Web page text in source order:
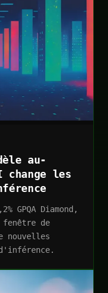
au-
change les
GPQA Diamond,
fenêtre de
nouvelles